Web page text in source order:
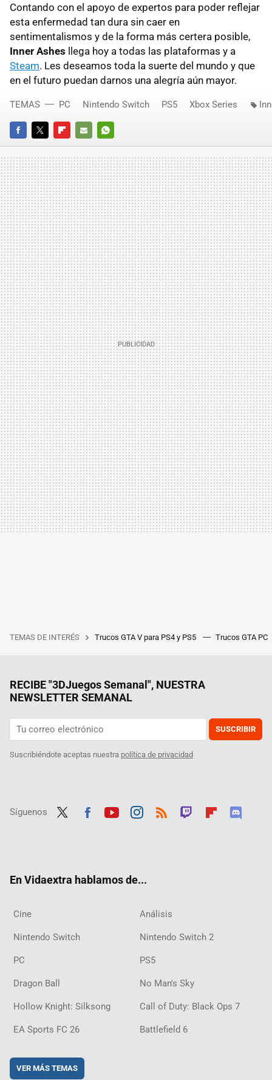
Contando con el apoyo de expertos para poder reflejar
esta enfermedad tan dura sin caer en
sentimentalismos y de la forma más certera posible,
Inner Ashes llega hoy a todas las plataformas y a
Steam. Les deseamos toda la suerte del mundo y que
en el futuro puedan darnos una alegría aún mayor.
FACEBOOKTWITTERFLIPBOARD
E-
MAIL
WHATSAPP
TEMAS PC Nintendo Switch PS5 Xbox Series
TEMAS DE INTERÉS Trucos GTA V para PS4 y PS5 Trucos GTA PC
RECIBE "3DJuegos Semanal", NUESTRA
NEWSLETTER SEMANAL
SUSCRIBIR
Suscribiéndote aceptas nuestra política de privacidad
Síguenos
En Vidaextra hablamos de...
Cine Análisis
Nintendo Switch Nintendo Switch 2
PC PS5
Dragon Ball No Man's Sky
Hollow Knight: Silksong Call of Duty: Black Ops 7
EA Sports FC 26 Battlefield 6
VER MÁS TEMAS